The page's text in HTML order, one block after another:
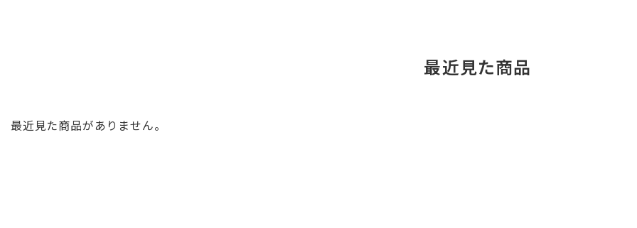
最近見た商品
最近見た商品がありません。